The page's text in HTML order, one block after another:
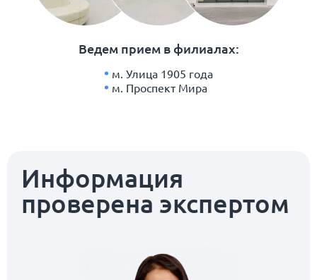
Ведем прием в филиалах:
м. Улица 1905 года
м. Проспект Мира
Информация
проверена экспертом